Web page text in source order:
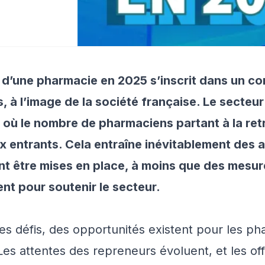
pharmacie en 2025 s’inscrit dans un
à l’image de la société française. Le
le nombre de pharmaciens partant à la
entrants. Cela entraîne inévitablement des
être mises en place, à moins que des
pour soutenir le secteur.
défis, des opportunités existent pour les
attentes des repreneurs évoluent, et les